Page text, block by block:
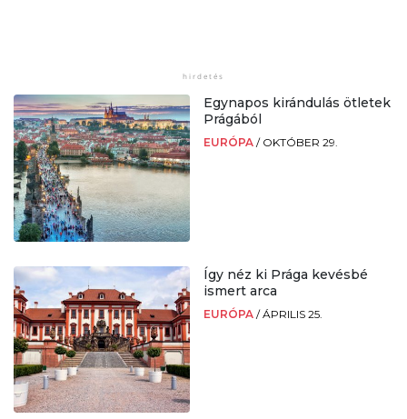
Egynapos kirándulás ötletek
Prágából
EURÓPA / OKTÓBER 29.
Így néz ki Prága kevésbé
ismert arca
EURÓPA /ÁPRILIS 25.